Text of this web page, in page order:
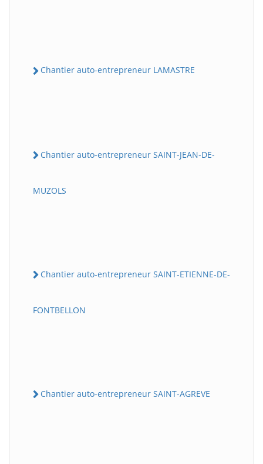
Chantier auto-entrepreneur LAMASTRE
Chantier auto-entrepreneur SAINT-JEAN-DE-
MUZOLS
Chantier auto-entrepreneur SAINT-ETIENNE-DE-
FONTBELLON
Chantier auto-entrepreneur SAINT-AGREVE